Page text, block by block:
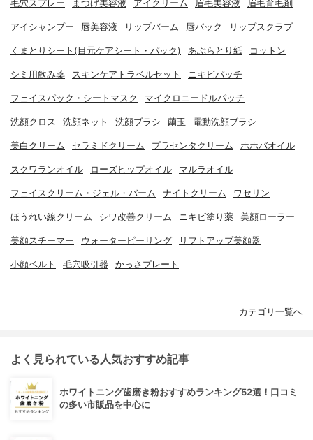
毛穴スプレー まつげ美容液 アイクリーム 眉毛美容液 眉毛育毛剤
アイシャンプー 唇美容液 リップバーム 唇パック リップスクラブ
くまとりシート(目元ケアシート・パック) あぶらとり紙 コットン
シミ用飲み薬 スキンケアトラベルセット ニキビパッチ
フェイスパック・シートマスク マイクロニードルパッチ
洗顔クロス 洗顔ネット 洗顔ブラシ 繭玉 電動洗顔ブラシ
美白クリーム セラミドクリーム プラセンタクリーム ホホバオイル
スクワランオイル ローズヒップオイル マルラオイル
フェイスクリーム・ジェル・バーム ナイトクリーム ワセリン
ほうれい線クリーム シワ改善クリーム ニキビ塗り薬 美顔ローラー
美顔スチーマー ウォーターピーリング リフトアップ美顔器
小顔ベルト 毛穴吸引器 かっさプレート
カテゴリ一覧へ
よく見られている人気おすすめ記事
ホワイトニング歯磨き粉おすすめランキング52選！口コミ
の多い市販品を中心に